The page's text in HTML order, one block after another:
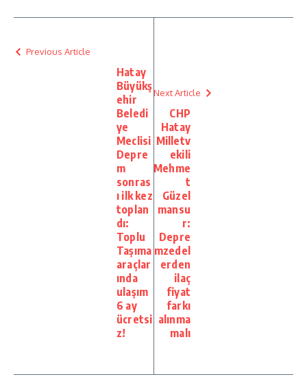
Previous Article
Hatay
Büyükş
ehir
Beledi
ye
Meclisi
Depre
m
sonras
ı ilk kez
toplan
dı:
Toplu
Taşıma
araçlar
ında
ulaşım
6 ay
ücretsi
z!
Next Article
CHP
Hatay
Milletv
ekili
Mehme
t
Güzel
mansu
r:
Depre
mzedel
erden
ilaç
fiyat
farkı
alınma
malı